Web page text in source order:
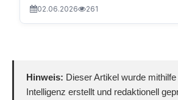
02.06.2026 261
Hinweis: Dieser Artikel wurde
Intelligenz erstellt und redaktionell